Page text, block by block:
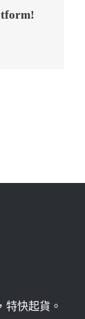
特快起貨。